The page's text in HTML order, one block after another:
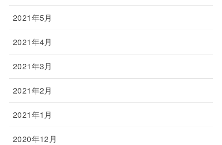
2021年5月
2021年4月
2021年3月
2021年2月
2021年1月
2020年12月